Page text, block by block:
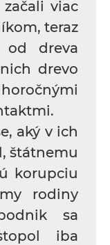
začali viac
teraz
od dreva
drevo
aký v ich
štátnemu
korupciu
rodiny
sa
iba